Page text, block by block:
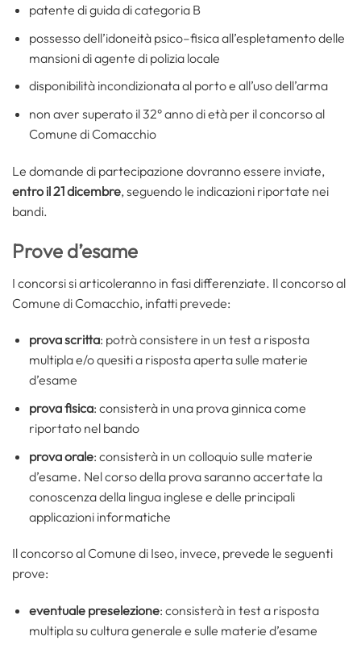
patente di guida di categoria B
possesso dell’idoneità psico–fisica all’espletamento delle
mansioni di agente di polizia locale
disponibilità incondizionata al porto e all’uso dell’arma
non aver superato il 32° anno di età per il concorso al
Comune di Comacchio
Le domande di partecipazione dovranno essere inviate,
entro il 21 dicembre, seguendo le indicazioni riportate nei
bandi.
Prove d’esame
I concorsi si articoleranno in fasi differenziate. Il concorso al
Comune di Comacchio, infatti prevede:
prova scritta: potrà consistere in un test a risposta
multipla e/o quesiti a risposta aperta sulle materie
d’esame
prova fisica: consisterà in una prova ginnica come
riportato nel bando
prova orale: consisterà in un colloquio sulle materie
d’esame. Nel corso della prova saranno accertate la
conoscenza della lingua inglese e delle principali
applicazioni informatiche
Il concorso al Comune di Iseo, invece, prevede le seguenti
prove:
eventuale preselezione: consisterà in test a risposta
multipla su cultura generale e sulle materie d’esame